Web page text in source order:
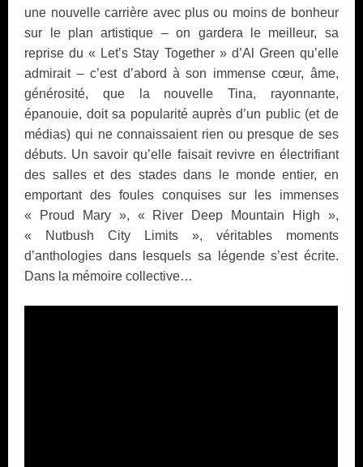
une nouvelle carrière avec plus ou moins de bonheur
sur le plan artistique – on gardera le meilleur, sa
reprise du « Let’s Stay Together » d’Al Green qu’elle
admirait – c’est d’abord à son immense cœur, âme,
générosité, que la nouvelle Tina, rayonnante,
épanouie, doit sa popularité auprès d’un public (et de
médias) qui ne connaissaient rien ou presque de ses
débuts. Un savoir qu’elle faisait revivre en électrifiant
des salles et des stades dans le monde entier, en
emportant des foules conquises sur les immenses
« Proud Mary », « River Deep Mountain High »,
« Nutbush City Limits », véritables moments
d’anthologies dans lesquels sa légende s’est écrite.
Dans la mémoire collective…